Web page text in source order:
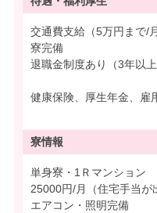
交通費支給（5万円まで/月
寮完備
退職金制度あり（3年以上
健康保険、厚生年金、雇
寮情報
単身寮・1Ｒマンション
25000円/月（住宅手当が
エアコン・照明完備